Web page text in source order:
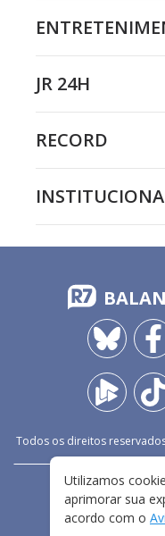
JR 24H
RECORD
Todos os direitos
Utilizamos
aprimorar sua
acordo com o